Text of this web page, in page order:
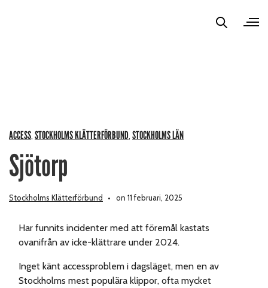
ACCESS STOCKHOLMS KLÄTTERFÖRBUND STOCKHOLMS LÄN
Sjötorp
Stockholms Klätterförbund on 11 februari, 2025
Har funnits incidenter med att föremål kastats
ovanifrån av icke-klättrare under 2024.
Inget känt accessproblem i dagsläget, men en av
Stockholms mest populära klippor, ofta mycket